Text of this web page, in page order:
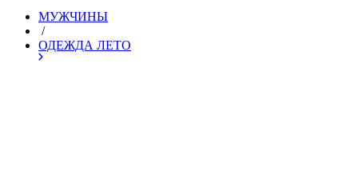
МУЖЧИНЫ
/
ОДЕЖДА ЛЕТО